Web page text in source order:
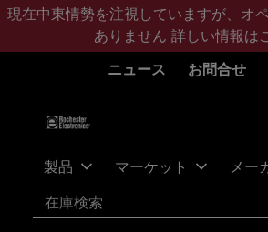
メ
ン
フ
タ
現在中東情勢を注視していますが、オ
ありません 詳しい情報は
ニュース
お問合せ
製品 マーケット メー
検索